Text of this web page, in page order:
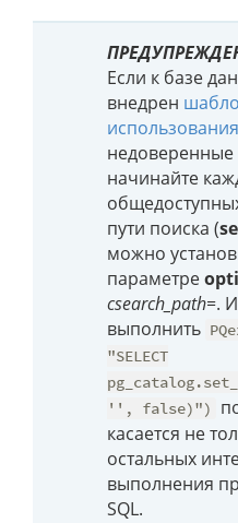
Если к базе
внедрен
недоверенные
начинайте
пути поиска (
можно
параметре
csearch_path=.
выполнить
"SELECT
'', false)")
касается не
остальных
выполнения
SQL.